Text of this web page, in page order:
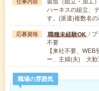
ハーネスの組立、
す。(派遣)複数名
応募資格 職種未経験OK /
不要
【来社不要、
ー、主婦(夫) 大
職場の雰囲気